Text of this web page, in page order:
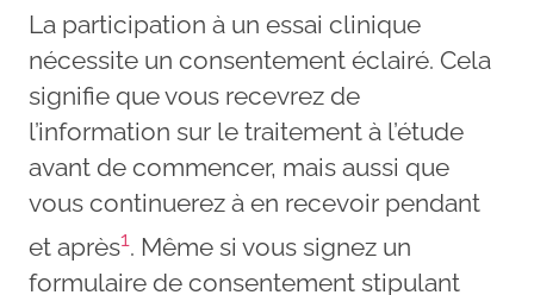
La participation à un essai clinique
nécessite un consentement éclairé. Cela
signifie que vous recevrez de
l’information sur le traitement à l’étude
avant de commencer, mais aussi que
vous continuerez à en recevoir pendant
et après1. Même si vous signez un
formulaire de consentement stipulant